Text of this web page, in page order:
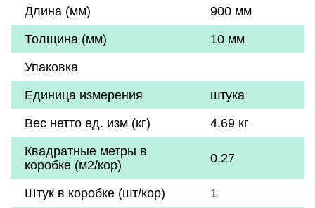
Длина (мм)
900 мм
Толщина (мм)
10 мм
Упаковка
Единица измерения
штука
Вес нетто ед. изм (кг)
4.69 кг
Квадратные метры в
коробке (м2/кор)
0.27
Штук в коробке (шт/кор)
1